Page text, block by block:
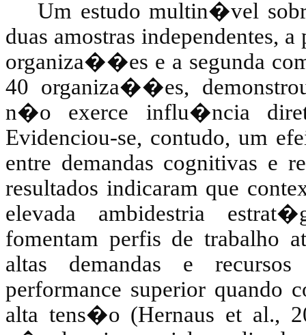
Um estudo multin�vel
duas amostras independentes,
organiza��es e a segunda
40 organiza��es,
n�o exerce influ�ncia
Evidenciou-se, contudo, um
entre demandas cognitivas e
resultados indicaram que
elevada ambidestria
fomentam perfis de trabalho
altas demandas e
performance superior quando
alta tens�o (Hernaus et al.,